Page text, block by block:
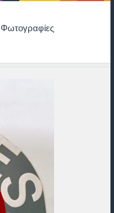
Φωτογραφίες